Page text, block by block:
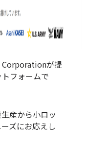
Corporationが提
フォームで
産から小ロッ
ズにお応えし